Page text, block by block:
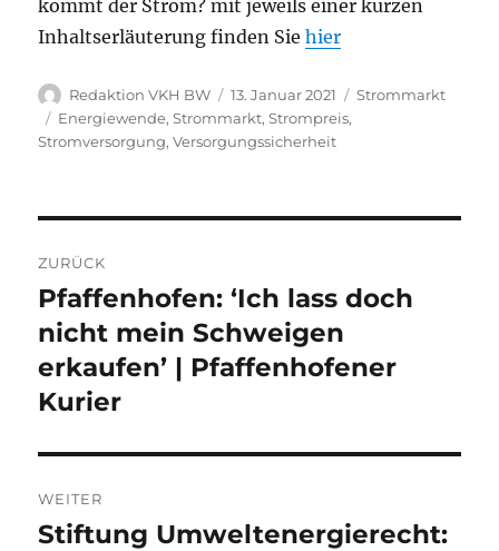
kommt der Strom? mit jeweils einer kurzen
Inhaltserläuterung finden Siehier
Autor
Redaktion VKH BW
Veröffentlicht
am
13. Januar 2021 Kategorien
Strommarkt
Schlagwörter
Energiewende,Strommarkt,Strompreis,
Stromversorgung,Versorgungssicherheit
ZURÜCK
Vorheriger
Beitrag:
Pfaffenhofen: ‘Ich lass doch
nicht mein Schweigen
erkaufen’ | Pfaffenhofener
Kurier
WEITER
Nächster
Stiftung Umweltenergierecht: